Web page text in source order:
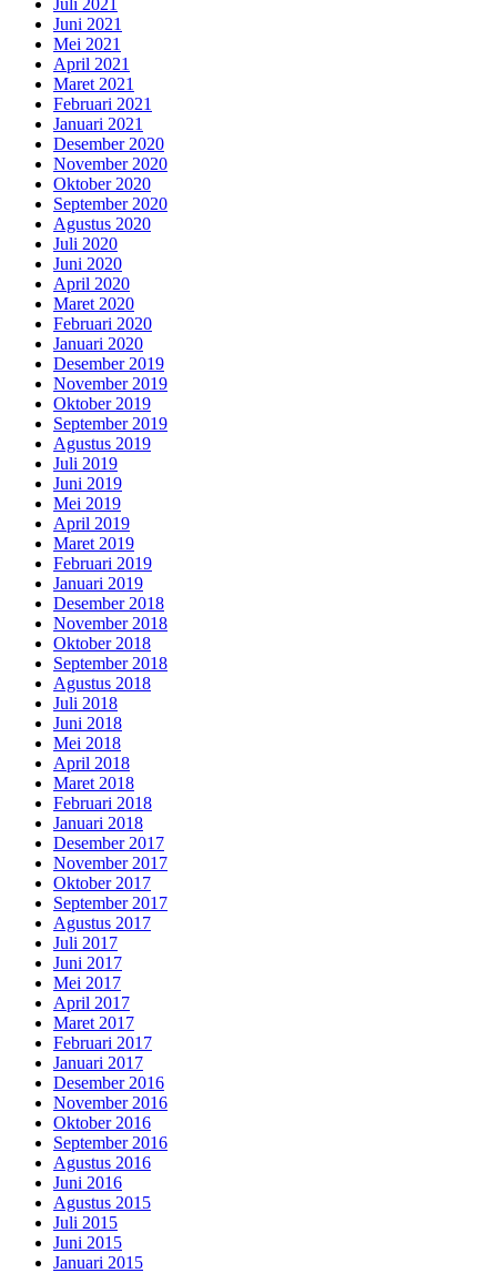
Juni 2021
Mei 2021
April 2021
Maret 2021
Februari 2021
Januari 2021
Desember 2020
November 2020
Oktober 2020
September 2020
Agustus 2020
Juli 2020
Juni 2020
April 2020
Maret 2020
Februari 2020
Januari 2020
Desember 2019
November 2019
Oktober 2019
September 2019
Agustus 2019
Juli 2019
Juni 2019
Mei 2019
April 2019
Maret 2019
Februari 2019
Januari 2019
Desember 2018
November 2018
Oktober 2018
September 2018
Agustus 2018
Juli 2018
Juni 2018
Mei 2018
April 2018
Maret 2018
Februari 2018
Januari 2018
Desember 2017
November 2017
Oktober 2017
September 2017
Agustus 2017
Juli 2017
Juni 2017
Mei 2017
April 2017
Maret 2017
Februari 2017
Januari 2017
Desember 2016
November 2016
Oktober 2016
September 2016
Agustus 2016
Juni 2016
Agustus 2015
Juli 2015
Juni 2015
Januari 2015